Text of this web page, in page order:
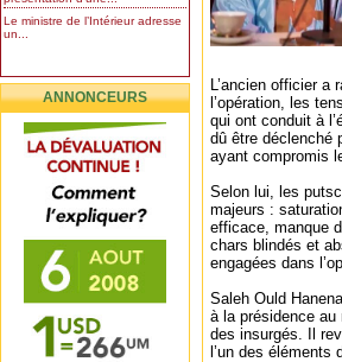
Le ministre de l’Intérieur adresse
un...
ANNONCEURS
L’ancien officier a
l’opération, les
qui ont conduit à
dû être déclenché
ayant compromis
Selon lui, les
majeurs :
efficace, manque
chars blindés et
engagées dans
Saleh Ould
à la présidence au
des insurgés. Il
l’un des éléments